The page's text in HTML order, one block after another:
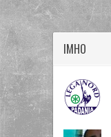
IMHO